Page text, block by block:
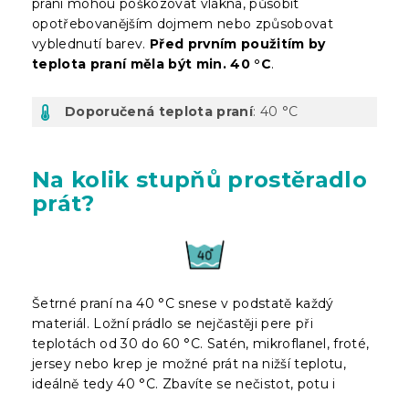
praní mohou poškozovat vlákna, působit
opotřebovanějším dojmem nebo způsobovat
vyblednutí barev. Před prvním použitím by
teplota praní měla být min. 40 °C.
Doporučená teplota praní: 40 °C
Na kolik stupňů prostěradlo
prát?
Šetrné praní na 40 °C snese v podstatě každý
materiál. Ložní prádlo se nejčastěji pere při
teplotách od 30 do 60 °C. Satén, mikroflanel, froté,
jersey nebo krep je možné prát na nižší teplotu,
ideálně tedy 40 °C. Zbavíte se nečistot, potu i